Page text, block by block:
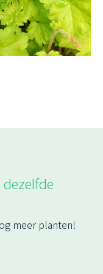
meer planten!